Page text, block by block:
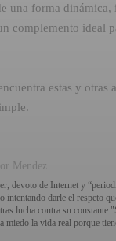
una forma
complemento ideal
estas y otras
Mendez
devoto de Internet y
intentando darle el respeto
lucha contra su constante
miedo la vida real porque